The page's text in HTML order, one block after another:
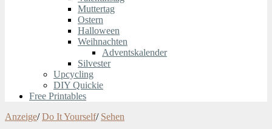
Muttertag
Ostern
Halloween
Weihnachten
Adventskalender
Silvester
Upcycling
DIY Quickie
Free Printables
Anzeige/ Do It Yourself/ Sehen